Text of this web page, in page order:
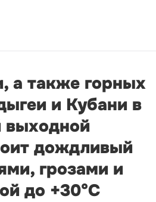
а также горных
и Кубани в
выходной
дождливый
грозами и
до +30°С